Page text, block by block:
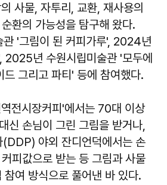
사물, 자투리, 교환, 재사용의
환의 가능성을 탐구해 왔다.
'그림이 된 커피가루', 2024년
2025년 수원시립미술관 '모두에
드 그리고 파티' 등에 참여했다.
전시장커피'에서는 70대 이상
신 손님이 그린 그림을 받거나,
(DDP) 야외 잔디언덕에서는 손
피값으로 받는 등 그림과 사물
여 방식으로 풀어낸 바 있다.